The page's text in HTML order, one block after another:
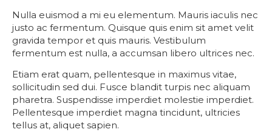
Nulla euismod a mi eu elementum. Mauris iaculis nec
justo ac fermentum. Quisque quis enim sit amet velit
gravida tempor et quis mauris. Vestibulum
fermentum est nulla, a accumsan libero ultrices nec.
Etiam erat quam, pellentesque in maximus vitae,
sollicitudin sed dui. Fusce blandit turpis nec aliquam
pharetra. Suspendisse imperdiet molestie imperdiet.
Pellentesque imperdiet magna tincidunt, ultricies
tellus at, aliquet sapien.